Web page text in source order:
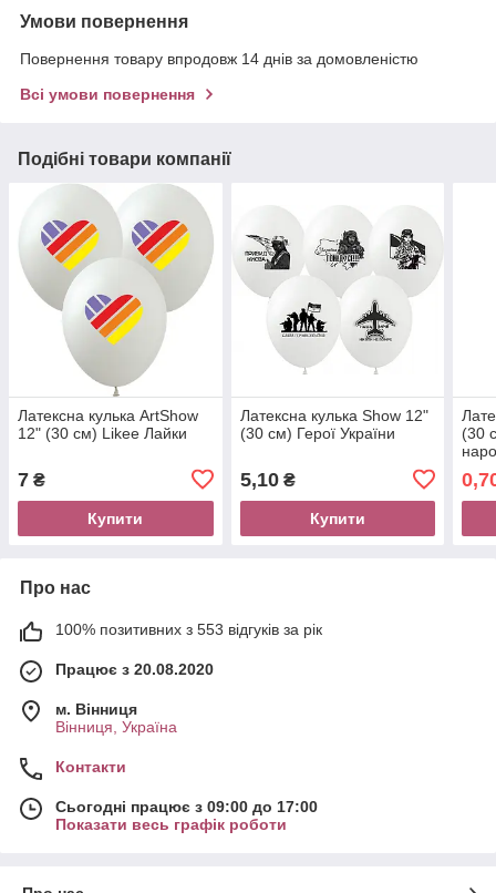
Умови повернення
Повернення товару впродовж 14 днів за домовленістю
Всі умови повернення
Подібні товари компанії
Латексна кулька ArtShow
12" (30 см) Likee Лайки
7 ₴
Купити
Латексна кулька Show 12"
(30 см) Герої України
5,10₴
Купити
(30
Про нас
100% позитивних з 553 відгуків за рік
Працює з 20.08.2020
м. Вінниця
Вінниця, Україна
Контакти
Сьогодні працює з 09:00 до 17:00
Показати весь графік роботи